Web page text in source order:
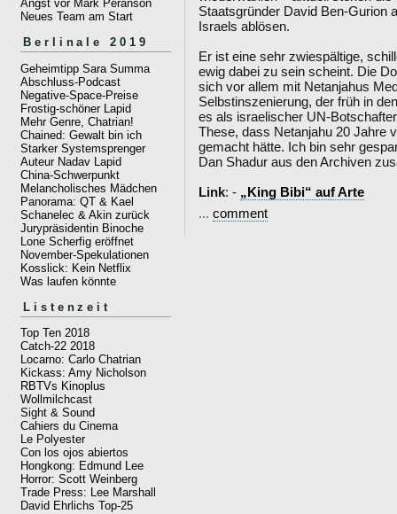
Angst vor Mark Peranson
Neues Team am Start
Berlinale 2019
Geheimtipp Sara Summa
Abschluss-Podcast
Negative-Space-Preise
Frostig-schöner Lapid
Mehr Genre, Chatrian!
Chained: Gewalt bin ich
Starker Systemsprenger
Auteur Nadav Lapid
China-Schwerpunkt
Melancholisches Mädchen
Panorama: QT & Kael
Schanelec & Akin zurück
Jurypräsidentin Binoche
Lone Scherfig eröffnet
November-Spekulationen
Kosslick: Kein Netflix
Was laufen könnte
Listenzeit
Top Ten 2018
Catch-22 2018
Locarno: Carlo Chatrian
Kickass: Amy Nicholson
RBTVs Kinoplus
Wollmilchcast
Sight & Sound
Cahiers du Cinema
Le Polyester
Con los ojos abiertos
Hongkong: Edmund Lee
Horror: Scott Weinberg
Trade Press: Lee Marshall
David Ehrlichs Top-25
Staatsgründer David Ben-Gurion
Israels ablösen.
Er ist eine sehr zwiespältige,
ewig dabei zu sein scheint. Die
sich vor allem mit Netanjahus
Selbstinszenierung, der früh in
es als israelischer UN-
These, dass Netanjahu 20 Jahre
gemacht hätte. Ich bin sehr
Dan Shadur aus den Archiven
Link: - „King Bibi“ auf Arte
... comment